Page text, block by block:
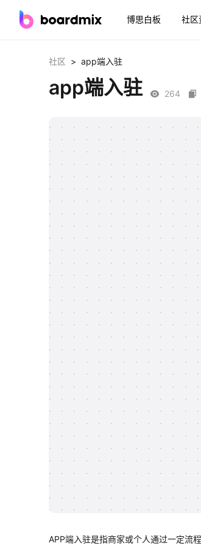
博思白板 社区
社区 > app端入驻
app端入驻 264
APP端入驻是指商家或个人通过一定流